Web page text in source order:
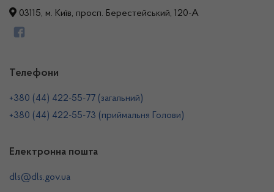
03115, м. Київ, просп. Берестейський, 120-А
Телефони
+380 (44) 422-55-77 (загальний)
+380 (44) 422-55-73 (приймальня Голови)
Електронна пошта
dls@dls.gov.ua